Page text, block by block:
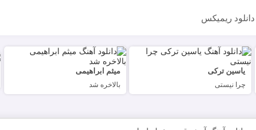
دانلود ریمیکس
یاسین ترکی
چرا نیستی
میثم ابراهیمی
بالاخره شد